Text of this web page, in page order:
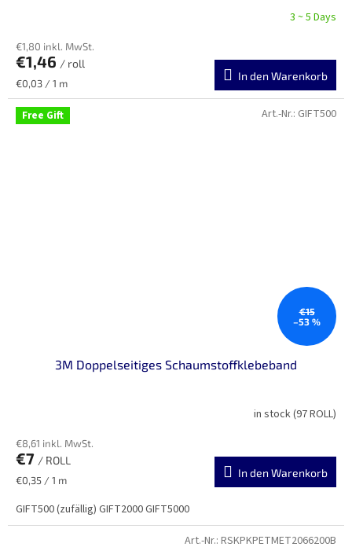
3 ~ 5 Days
€1,80 inkl. MwSt.
€1,46 / roll
Verkaufspreis:
€0,03 / 1 m
In den Warenkorb
Free Gift
€15
–53 %
3M Doppelseitiges Schaumstoffklebeband
in stock(97 ROLL)
€8,61 inkl. MwSt.
€7 / ROLL
Verkaufspreis:
€0,35 / 1 m
In den Warenkorb
GIFT500 (zufällig) GIFT2000 GIFT5000
Art.-Nr.: GIFT500
Art.-Nr.: RSKPKPETMET2066200B